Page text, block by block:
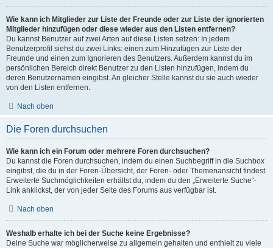
Wie kann ich Mitglieder zur Liste der Freunde oder zur Liste der ignorierten
Mitglieder hinzufügen oder diese wieder aus den Listen entfernen?
Du kannst Benutzer auf zwei Arten auf diese Listen setzen: In jedem
Benutzerprofil siehst du zwei Links: einen zum Hinzufügen zur Liste der
Freunde und einen zum Ignorieren des Benutzers. Außerdem kannst du im
persönlichen Bereich direkt Benutzer zu den Listen hinzufügen, indem du
deren Benutzernamen eingibst. An gleicher Stelle kannst du sie auch wieder
von den Listen entfernen.
Nach oben
Die Foren durchsuchen
Wie kann ich ein Forum oder mehrere Foren durchsuchen?
Du kannst die Foren durchsuchen, indem du einen Suchbegriff in die Suchbox
eingibst, die du in der Foren-Übersicht, der Foren- oder Themenansicht findest.
Erweiterte Suchmöglichkeiten erhältst du, indem du den „Erweiterte Suche“-
Link anklickst, der von jeder Seite des Forums aus verfügbar ist.
Nach oben
Weshalb erhalte ich bei der Suche keine Ergebnisse?
Deine Suche war möglicherweise zu allgemein gehalten und enthielt zu viele